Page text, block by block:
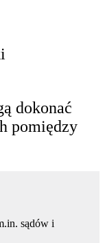
dokonać
pomiędzy
sądów i